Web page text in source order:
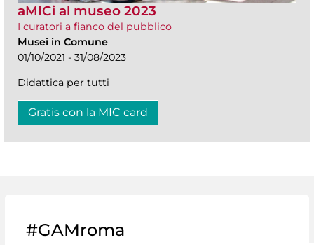
aMICi al museo 2023
I curatori a fianco del pubblico
Musei in Comune
01/10/2021 - 31/08/2023
Didattica per tutti
Gratis con la MIC card
#GAMroma